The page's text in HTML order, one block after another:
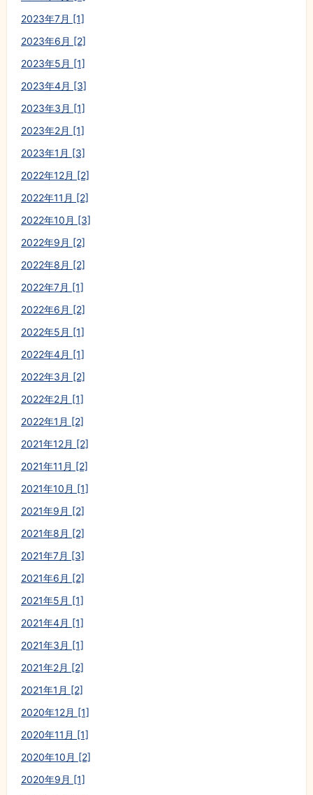
2023年7月 [1]
2023年6月 [2]
2023年5月 [1]
2023年4月 [3]
2023年3月 [1]
2023年2月 [1]
2023年1月 [3]
2022年12月 [2]
2022年11月 [2]
2022年10月 [3]
2022年9月 [2]
2022年8月 [2]
2022年7月 [1]
2022年6月 [2]
2022年5月 [1]
2022年4月 [1]
2022年3月 [2]
2022年2月 [1]
2022年1月 [2]
2021年12月 [2]
2021年11月 [2]
2021年10月 [1]
2021年9月 [2]
2021年8月 [2]
2021年7月 [3]
2021年6月 [2]
2021年5月 [1]
2021年4月 [1]
2021年3月 [1]
2021年2月 [2]
2021年1月 [2]
2020年12月 [1]
2020年11月 [1]
2020年10月 [2]
2020年9月 [1]